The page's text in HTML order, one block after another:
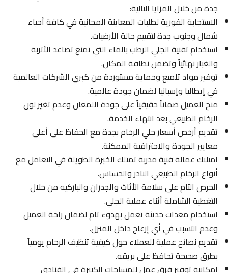
جدة من خلال المزايا التالية:
الاستجابة الفورية لطلبات المعاينة المجانية في كافة أحياء
شمال وجنوب جدة لتقييم حالة الأرضيات.
استخدام تقنية الجلي الرطب بالماء التي تمنع تصاعد الأتربة
والغبار نهائياً وتضمن نظافة المكان.
توفير مواد تلميع وحماية مستوردة من كبرى الشركات العالمية
في إيطاليا وإسبانيا لضمان جودة عالمية.
منح العميل ضماناً حقيقياً على جودة اللمعان وعدم تغير لون
الرخام الطبيعي بعد انتهاء الخدمة.
تقديم أرخص أسعار جلي الرخام بجدة مع الحفاظ على أعلى
معايير الجودة والاحترافية الممكنة.
امتلاك عمالة فنية مدربة تمتلك الخبرة الطويلة في التعامل مع
أنواع الرخام الطبيعي النادر والحساس.
الحرص التام على سلامة الأثاث والجدران والباركيه من خلال
التغطية الشاملة أثناء عملية الجلي.
استخدام معدات حديثة تعمل بهدوء تام لضمان راحة العميل
وعدم التسبب في أي إزعاج داخل المنزل.
تقديم نصائح عملية للعملاء حول كيفية تنظيف الرخام يومياً
بطرق صحيحة تحافظ على بريقه.
إمكانية توفير فرق عمل للمساحات الكبيرة في الفنادق